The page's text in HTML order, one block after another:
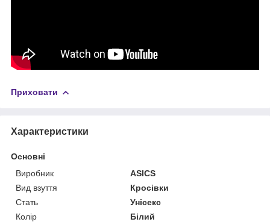
Приховати
Характеристики
Основні
Виробник
ASICS
Вид взуття
Кросівки
Стать
Унісекс
Колір
Білий